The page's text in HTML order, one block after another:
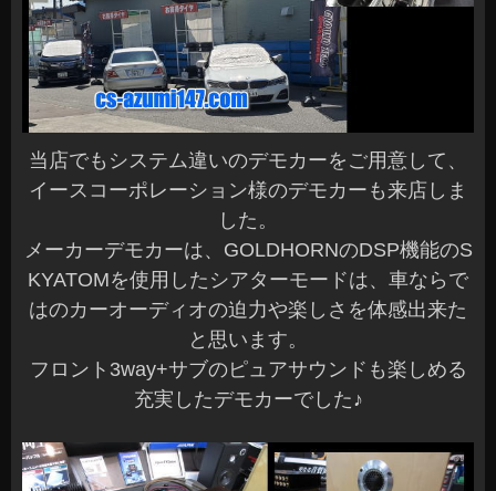
当店でもシステム違いのデモカーをご用意して、
イースコーポレーション様のデモカーも来店しま
した。
メーカーデモカーは、GOLDHORNのDSP機能のS
KYATOMを使用したシアターモードは、車ならで
はのカーオーディオの迫力や楽しさを体感出来た
と思います。
フロント3way+サブのピュアサウンドも楽しめる
充実したデモカーでした♪